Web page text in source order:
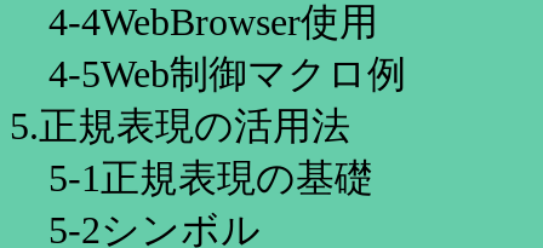
4-4WebBrowser使用
4-5Web制御マクロ例
5.正規表現の活用法
5-1正規表現の基礎
5-2シンボル